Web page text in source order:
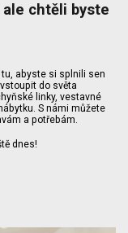
chtěli byste
tu, abyste si splnili sen
do světa
linky, vestavné
S námi můžete
a potřebám.
dnes!